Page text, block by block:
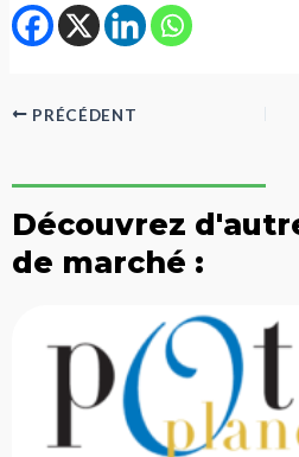
PRÉCÉDENT
Découvrez
de marché :